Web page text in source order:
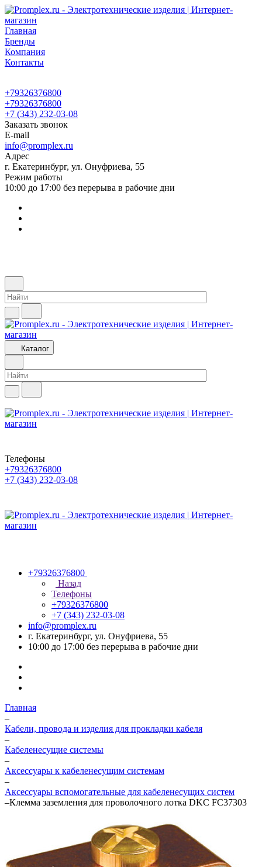
Главная
Бренды
Компания
Контакты
+79326376800
+79326376800
+7 (343) 232-03-08
Заказать звонок
E-mail
info@promplex.ru
Адрес
г. Екатеринбург, ул. Онуфриева, 55
Режим работы
10:00 до 17:00 без перерыва в рабочие дни
Каталог
Телефоны
+79326376800
+7 (343) 232-03-08
+79326376800
Назад
Телефоны
+79326376800
+7 (343) 232-03-08
info@promplex.ru
г. Екатеринбург, ул. Онуфриева, 55
10:00 до 17:00 без перерыва в рабочие дни
Главная
–
Кабели, провода и изделия для прокладки кабеля
–
Кабеленесущие системы
–
Аксессуары к кабеленесущим системам
–
Аксессуары вспомогательные для кабеленесущих систем
–Клемма заземления для проволочного лотка DKC FC37303